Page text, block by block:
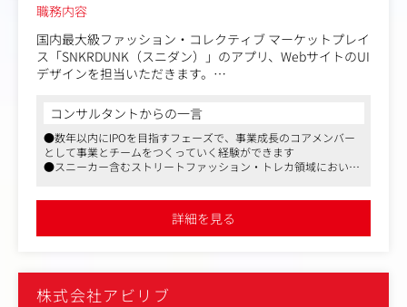
職務内容
国内最大級ファッション・コレクティブ マーケットプレイ
ス「SNKRDUNK（スニダン）」のアプリ、WebサイトのUI
デザインを担当いただきます。
＜具体的には＞
・アプリ、WebのUIデザイン制作全般
・PdMやエンジニアと連携してのプロダクト開発推進
＜同社サービスに関して＞
レクティブ マーケットプレイスです。
近年はスニーカーに留まらず、アパレル、トレーディング
コンサルタントからの一言
●数年以内にIPOを目指すフェーズで、事業成長のコアメンバー
として事業とチームをつくっていく経験ができます
●スニーカー含むストリートファッション・トレカ領域において
●C2Cサービスを基軸としながらも、物流拠点を持ちリアルなモ
ノを扱うこと・鑑定というユニークな仕組みがあること・B2Cビ
ジネスをサービス内で共存させていることなど、世界でも稀にし
詳細を見る
株式会社アビリブ